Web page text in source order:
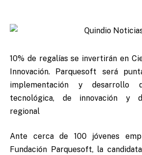
10% de regalías se invertirán en
Innovación. Parquesoft será
implementación y desarrollo
tecnológica, de innovación y
regional
Ante cerca de 100 jóvenes
Fundación Parquesoft, la